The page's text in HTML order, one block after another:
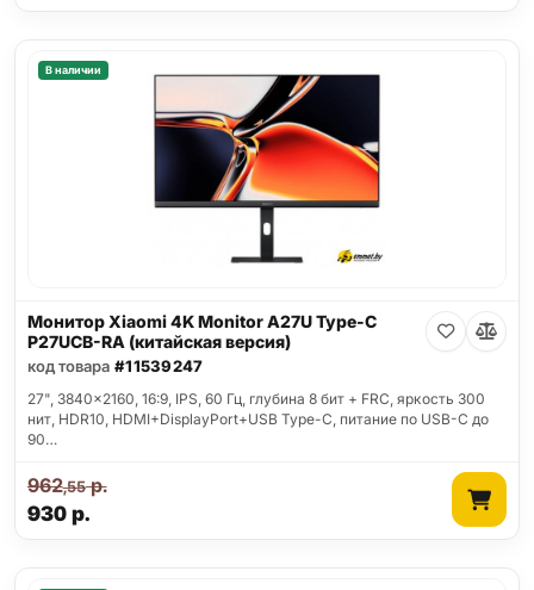
В наличии
Монитор Xiaomi 4K Monitor A27U Type-C
P27UCB-RA (китайская версия)
код товара #11539247
27", 3840x2160, 16:9, IPS, 60 Гц, глубина 8 бит + FRC, яркость 300
нит, HDR10, HDMI+DisplayPort+USB Type-C, питание по USB-C до
90…
930р.
962,55р.